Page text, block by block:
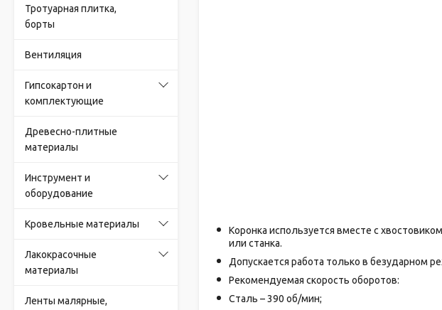
Тротуарная плитка,
борты
Вентиляция
Гипсокартон и
комплектующие
Древесно-плитные
материалы
Инструмент и
оборудование
Кровельные материалы
Лакокрасочные
материалы
Ленты малярные,
Коронка используется вместе с
или станка.
Допускается работа только в безударном
Рекомендуемая скорость оборотов:
Сталь – 390 об/мин;